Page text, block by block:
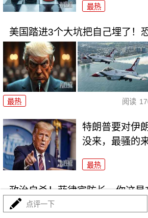
最热
美国踏进3个大坑把自己埋了！
最热 阅读
特朗普要对伊
没来，最骚的
最热
政治自杀！菲律宾防长，你这
点评一下